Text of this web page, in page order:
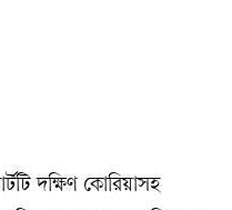
দক্ষিণ কোরিয়াসহ